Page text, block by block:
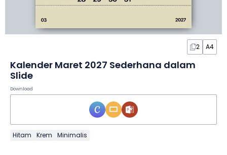
2 A4
Kalender Maret 2027 Sederhana dalam
Slide
Download
Hitam Krem Minimalis